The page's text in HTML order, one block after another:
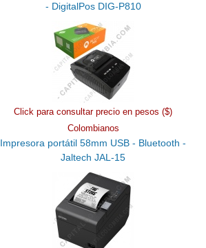
- DigitalPos DIG-P810
Click para consultar precio en pesos ($)
Colombianos
Impresora portátil 58mm USB - Bluetooth -
Jaltech JAL-15